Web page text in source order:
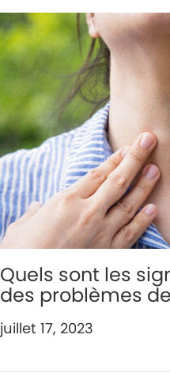
Quels sont les
des problèmes
juillet 17, 2023